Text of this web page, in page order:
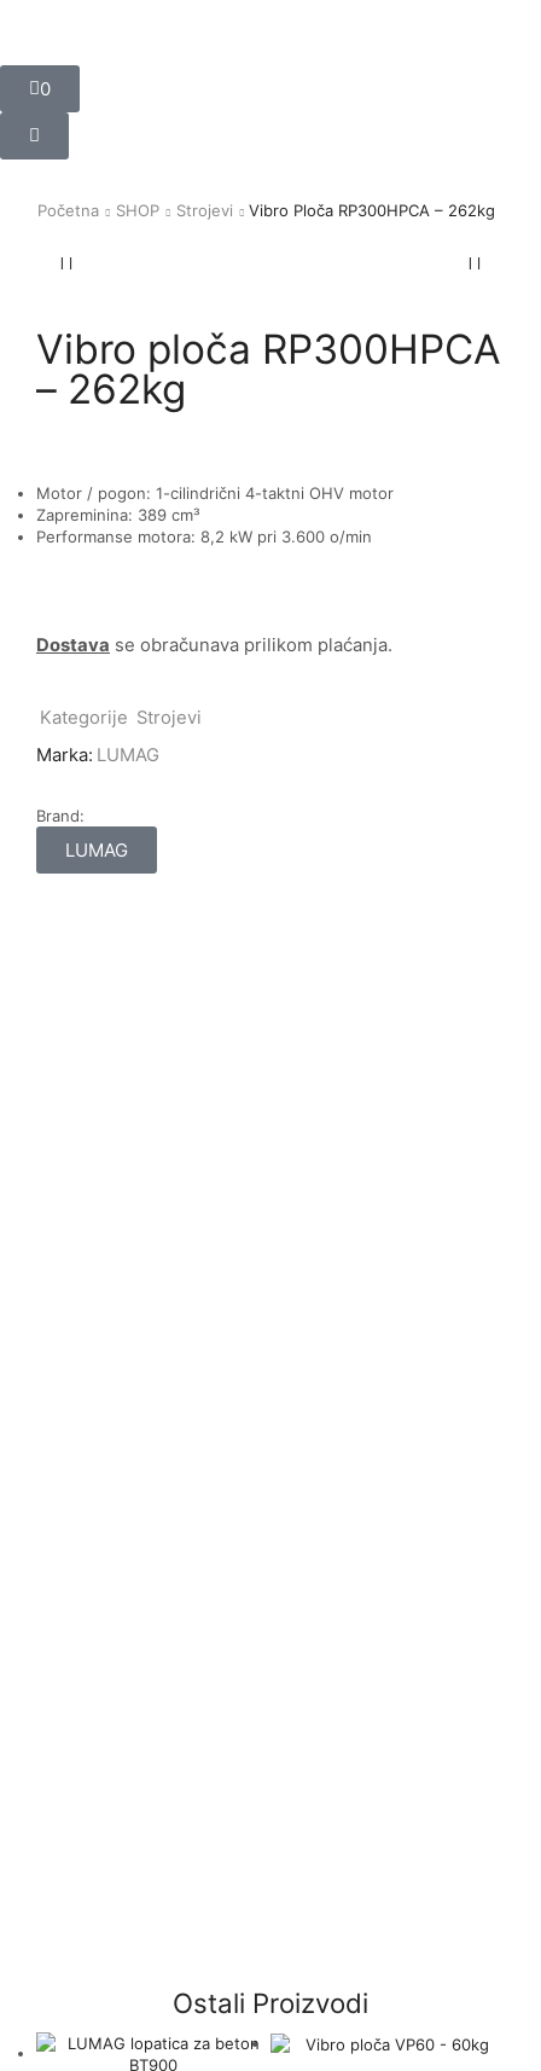
0
Početna SHOP Strojevi Vibro Ploča RP300HPCA – 262kg
Vibro ploča RP300HPCA
– 262kg
Motor / pogon: 1-cilindrični 4-taktni OHV motor
Zapreminina: 389 cm³
Performanse motora: 8,2 kW pri 3.600 o/min
Dostava se obračunava prilikom plaćanja.
Kategorije Strojevi
Marka: LUMAG
Brand:
LUMAG
Ostali Proizvodi